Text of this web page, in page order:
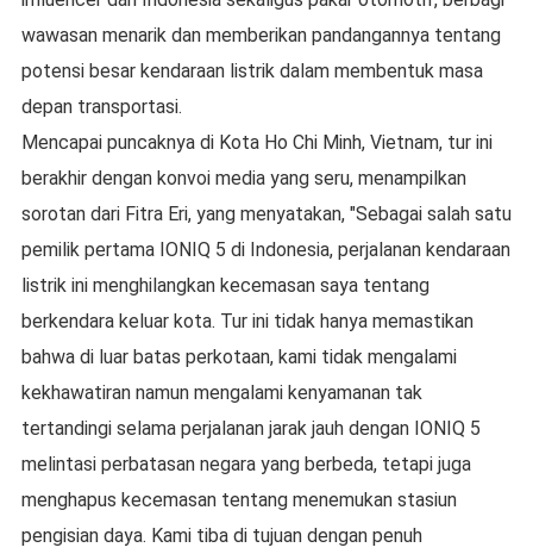
wawasan menarik dan memberikan pandangannya tentang
potensi besar kendaraan listrik dalam membentuk masa
depan transportasi.
Mencapai puncaknya di Kota Ho Chi Minh, Vietnam, tur ini
berakhir dengan konvoi media yang seru, menampilkan
sorotan dari Fitra Eri, yang menyatakan, "Sebagai salah satu
pemilik pertama IONIQ 5 di Indonesia, perjalanan kendaraan
listrik ini menghilangkan kecemasan saya tentang
berkendara keluar kota. Tur ini tidak hanya memastikan
bahwa di luar batas perkotaan, kami tidak mengalami
kekhawatiran namun mengalami kenyamanan tak
tertandingi selama perjalanan jarak jauh dengan IONIQ 5
melintasi perbatasan negara yang berbeda, tetapi juga
menghapus kecemasan tentang menemukan stasiun
pengisian daya. Kami tiba di tujuan dengan penuh